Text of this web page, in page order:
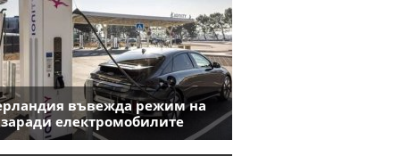
въвежда режим на
заради електромобилите